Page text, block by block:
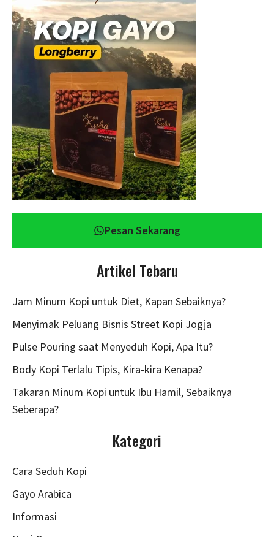
Pesan Sekarang
Artikel Tebaru
Jam Minum Kopi untuk Diet, Kapan Sebaiknya?
Menyimak Peluang Bisnis Street Kopi Jogja
Pulse Pouring saat Menyeduh Kopi, Apa Itu?
Body Kopi Terlalu Tipis, Kira-kira Kenapa?
Takaran Minum Kopi untuk Ibu Hamil, Sebaiknya
Seberapa?
Kategori
Cara Seduh Kopi
Gayo Arabica
Informasi